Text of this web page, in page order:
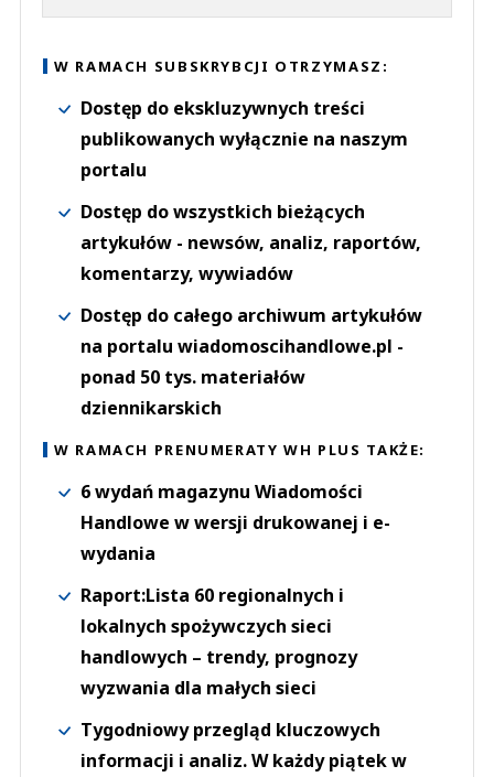
W RAMACH SUBSKRYBCJI OTRZYMASZ:
Dostęp do ekskluzywnych treści
publikowanych wyłącznie na naszym
portalu
Dostęp do wszystkich bieżących
artykułów - newsów, analiz, raportów,
komentarzy, wywiadów
Dostęp do całego archiwum artykułów
na portalu wiadomoscihandlowe.pl -
ponad 50 tys. materiałów
dziennikarskich
W RAMACH PRENUMERATY WH PLUS TAKŻE:
6 wydań magazynu Wiadomości
Handlowe w wersji drukowanej i e-
wydania
Raport:Lista 60 regionalnych i
lokalnych spożywczych sieci
handlowych – trendy, prognozy
wyzwania dla małych sieci
Tygodniowy przegląd kluczowych
informacji i analiz. W każdy piątek w